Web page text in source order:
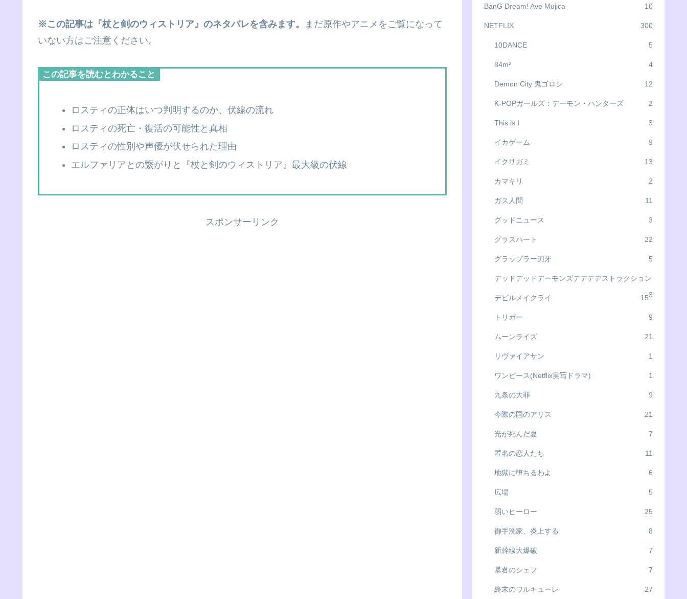
※この記事は『杖と剣のウィストリア』のネタバレを含みます。
まだ原作やアニメをご覧になって
いない方はご注意ください。
この記事を読むとわかること
ロスティの正体はいつ判明するのか、伏線の流れ
ロスティの死亡・復活の可能性と真相
ロスティの性別や声優が伏せられた理由
エルファリアとの繋がりと『杖と剣のウィストリア』最大級の伏線
スポンサーリンク
BanG Dream! Ave Mujica 10
NETFLIX 300
10DANCE 5
84m² 4
Demon City 鬼ゴロシ 12
K-POPガールズ：デーモン・ハンターズ 2
This is I 3
イカゲーム 9
イクサガミ 13
カマキリ 2
ガス人間 11
グッドニュース 3
グラスハート 22
グラップラー刃牙 5
デッドデッドデーモンズデデデデストラクション
3
デビルメイクライ 15
トリガー 9
ムーンライズ 21
リヴァイアサン 1
ワンピース(Netflix実写ドラマ) 1
九条の大罪 9
今際の国のアリス 21
光が死んだ夏 7
匿名の恋人たち 11
地獄に堕ちるわよ 6
広場 5
弱いヒーロー 25
御手洗家、炎上する 8
新幹線大爆破 7
暴君のシェフ 7
終末のワルキューレ 27